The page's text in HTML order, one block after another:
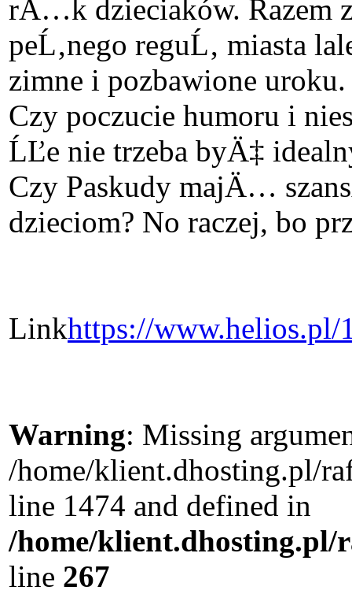
rÄ…k dzieciaków. Razem
peĹ‚nego reguĹ‚ miasta
zimne i pozbawione uroku.
Czy poczucie humoru i
ĹĽe nie trzeba byÄ‡
Czy Paskudy majÄ…
dzieciom? No raczej, bo
Linkhttps://www.helios.pl/
Warning: Missing
/home/klient.dhosting.pl/
line 1474 and defined in
/home/klient.dhosting.pl/
line 267